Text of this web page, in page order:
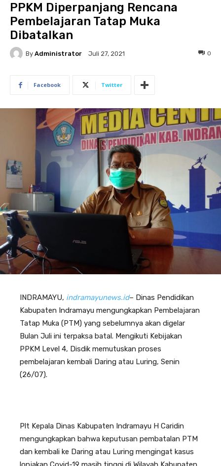
PPKM Diperpanjang Rencana
Pembelajaran Tatap Muka
Dibatalkan
By Administrator Juli 27, 2021 0
Facebook Twitter
INDRAMAYU, indramayunews.id– Dinas Pendidikan
Kabupaten Indramayu mengungkapkan Pembelajaran
Tatap Muka (PTM) yang sebelumnya akan digelar
Bulan Juli ini terpaksa batal. Mengikuti Kebijakan
PPKM Level 4, Disdik memutuskan proses
pembelajaran kembali Daring atau Luring, Senin
(26/07).
Plt Kepala Dinas Kabupaten Indramayu H Caridin
mengungkapkan bahwa keputusan pembatalan PTM
dan kembali ke Daring atau Luring mengingat kasus